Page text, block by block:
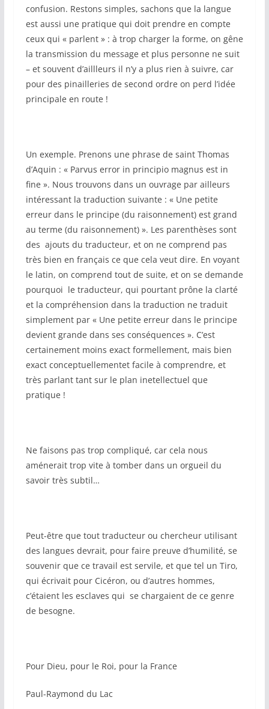
confusion. Restons simples, sachons que la langue
est aussi une pratique qui doit prendre en compte
ceux qui « parlent » : à trop charger la forme, on gêne
la transmission du message et plus personne ne suit
– et souvent d’aillleurs il n’y a plus rien à suivre, car
pour des pinailleries de second ordre on perd l’idée
principale en route !
Un exemple. Prenons une phrase de saint Thomas
d’Aquin : « Parvus error in principio magnus est in
fine ». Nous trouvons dans un ouvrage par ailleurs
intéressant la traduction suivante : « Une petite
erreur dans le principe (du raisonnement) est grand
au terme (du raisonnement) ». Les parenthèses sont
des ajouts du traducteur, et on ne comprend pas
très bien en français ce que cela veut dire. En voyant
le latin, on comprend tout de suite, et on se demande
pourquoi le traducteur, qui pourtant prône la clarté
et la compréhension dans la traduction ne traduit
simplement par « Une petite erreur dans le principe
devient grande dans ses conséquences ». C’est
certainement moins exact formellement, mais bien
exact conceptuellementet facile à comprendre, et
très parlant tant sur le plan inetellectuel que
pratique !
Ne faisons pas trop compliqué, car cela nous
aménerait trop vite à tomber dans un orgueil du
savoir très subtil…
Peut-être que tout traducteur ou chercheur utilisant
des langues devrait, pour faire preuve d’humilité, se
souvenir que ce travail est servile, et que tel un Tiro,
qui écrivait pour Cicéron, ou d’autres hommes,
c’étaient les esclaves qui se chargaient de ce genre
de besogne.
Pour Dieu, pour le Roi, pour la France
Paul-Raymond du Lac